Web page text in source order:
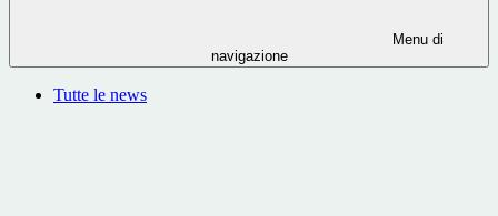
Menu di
navigazione
Tutte le news